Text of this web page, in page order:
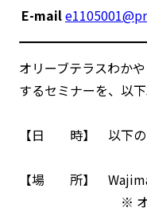
E-mail
オリーブテラスわか
するセミナーを、以
【日 時】 以下の
【場 所】 Wajima
※ オンライン